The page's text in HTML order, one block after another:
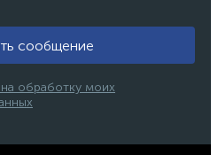
сообщение
обработку моих